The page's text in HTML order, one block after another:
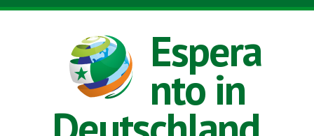
Direkt zum Inhalt
Espera
nto in